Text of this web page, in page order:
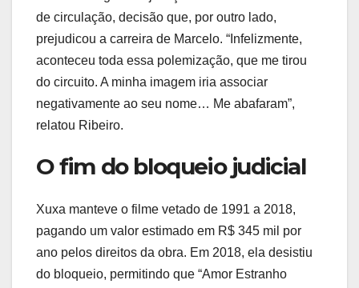
de circulação, decisão que, por outro lado,
prejudicou a carreira de Marcelo. “Infelizmente,
aconteceu toda essa polemização, que me tirou
do circuito. A minha imagem iria associar
negativamente ao seu nome… Me abafaram”,
relatou Ribeiro.
O fim do bloqueio judicial
Xuxa manteve o filme vetado de 1991 a 2018,
pagando um valor estimado em R$ 345 mil por
ano pelos direitos da obra. Em 2018, ela desistiu
do bloqueio, permitindo que “Amor Estranho